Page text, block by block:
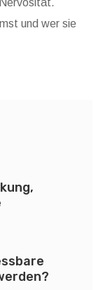
und wer sie